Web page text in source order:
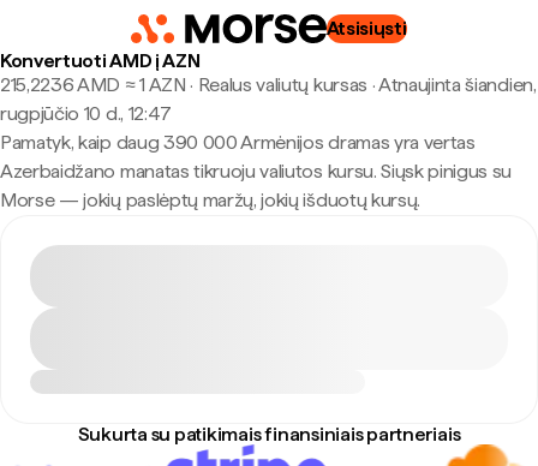
Atsisiųsti
Konvertuoti AMD į AZN
215,2236 AMD ≈ 1 AZN · Realus valiutų kursas ·Atnaujinta šiandien,
rugpjūčio 10 d., 12:47
Pamatyk, kaip daug 390 000 Armėnijos dramas yra vertas
Azerbaidžano manatas tikruoju valiutos kursu. Siųsk pinigus su
Morse — jokių paslėptų maržų, jokių išduotų kursų.
Sukurta su patikimais finansiniais partneriais